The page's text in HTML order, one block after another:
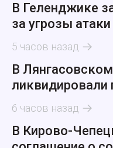
В Геленджике
за угрозы
5 часов назад
В
ликвидировали
6 часов назад
В Кирово-